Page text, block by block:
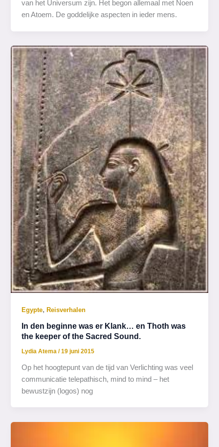
van het Universum zijn. Het begon allemaal met Noen
en Atoem. De goddelijke aspecten in ieder mens.
Egypte,Reisverhalen
In den beginne was er Klank… en Thoth was
the keeper of the Sacred Sound.
Lydia Atema/19 juni 2015
Op het hoogtepunt van de tijd van Verlichting was veel
communicatie telepathisch, mind to mind – het
bewustzijn (logos) nog